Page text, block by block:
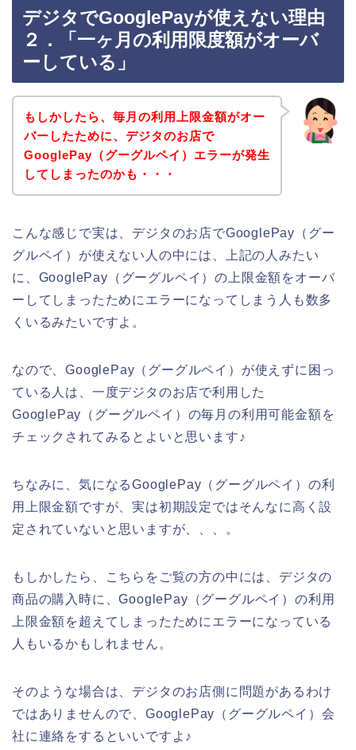
デジタでGooglePayが使えない理由
２．「一ヶ月の利用限度額がオーバ
ーしている」
もしかしたら、毎月の利用上限金額がオー
バーしたために、デジタのお店で
GooglePay（グーグルペイ）エラーが発生
してしまったのかも・・・
こんな感じで実は、デジタのお店でGooglePay（グー
グルペイ）が使えない人の中には、上記の人みたい
に、GooglePay（グーグルペイ）の上限金額をオーバ
ーしてしまったためにエラーになってしまう人も数多
くいるみたいですよ。
なので、GooglePay（グーグルペイ）が使えずに困っ
ている人は、一度デジタのお店で利用した
GooglePay（グーグルペイ）の毎月の利用可能金額を
チェックされてみるとよいと思います♪
ちなみに、気になるGooglePay（グーグルペイ）の利
用上限金額ですが、実は初期設定ではそんなに高く設
定されていないと思いますが、、、。
もしかしたら、こちらをご覧の方の中には、デジタの
商品の購入時に、GooglePay（グーグルペイ）の利用
上限金額を超えてしまったためにエラーになっている
人もいるかもしれません。
そのような場合は、デジタのお店側に問題があるわけ
ではありませんので、GooglePay（グーグルペイ）会
社に連絡をするといいですよ♪